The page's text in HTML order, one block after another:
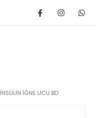
İNSÜLİN İĞNE UCU BD